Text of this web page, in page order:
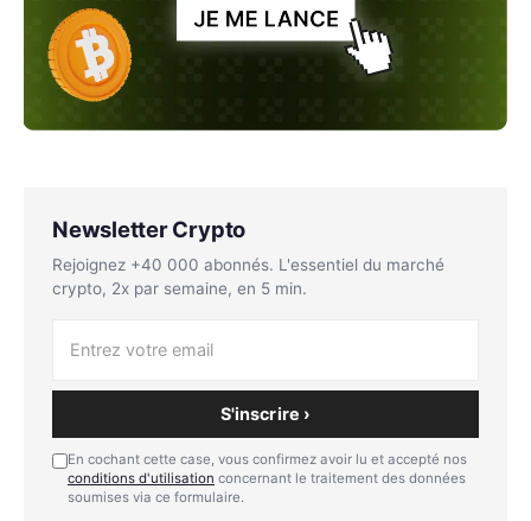
Newsletter Crypto
Rejoignez +40 000 abonnés. L'essentiel du marché
crypto, 2x par semaine, en 5 min.
S'inscrire ›
En cochant cette case, vous confirmez avoir lu et accepté nos
conditions d'utilisation concernant le traitement des données
soumises via ce formulaire.